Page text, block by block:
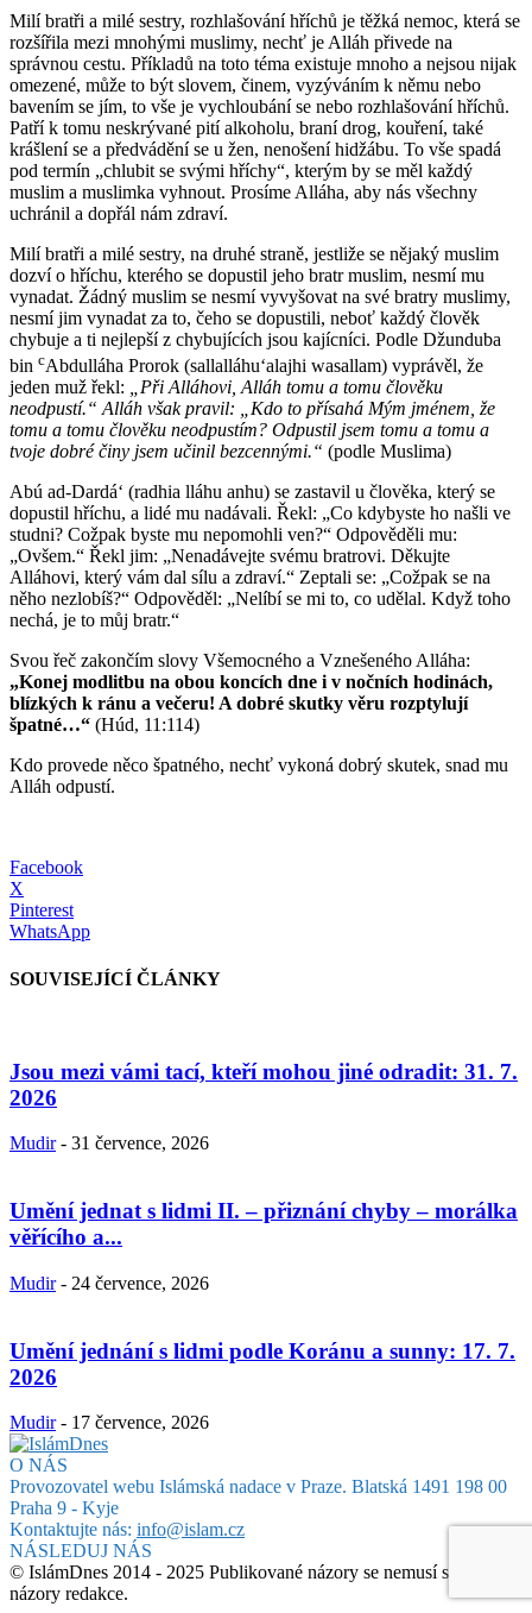
Milí bratři a milé sestry, rozhlašování hříchů je těžká nemoc, která se
rozšířila mezi mnohými muslimy, nechť je Alláh přivede na
správnou cestu. Příkladů na toto téma existuje mnoho a nejsou nijak
omezené, může to být slovem, činem, vyzýváním k němu nebo
bavením se jím, to vše je vychloubání se nebo rozhlašování hříchů.
Patří k tomu neskrývané pití alkoholu, braní drog, kouření, také
krášlení se a předvádění se u žen, nenošení hidžábu. To vše spadá
pod termín „chlubit se svými hříchy“, kterým by se měl každý
muslim a muslimka vyhnout. Prosíme Alláha, aby nás všechny
uchránil a dopřál nám zdraví.
Milí bratři a milé sestry, na druhé straně, jestliže se nějaký muslim
dozví o hříchu, kterého se dopustil jeho bratr muslim, nesmí mu
vynadat. Žádný muslim se nesmí vyvyšovat na své bratry muslimy,
nesmí jim vynadat za to, čeho se dopustili, neboť každý člověk
chybuje a ti nejlepší z chybujících jsou kajícníci. Podle Džunduba
bin cAbdulláha Prorok (sallalláhuʻalajhi wasallam) vyprávěl, že
jeden muž řekl: „Při Alláhovi, Alláh tomu a tomu člověku
neodpustí.“ Alláh však pravil: „Kdo to přísahá Mým jménem, že
tomu a tomu člověku neodpustím? Odpustil jsem tomu a tomu a
tvoje dobré činy jsem učinil bezcennými.“ (podle Muslima)
Abú ad-Dardá‘ (radhia lláhu anhu) se zastavil u člověka, který se
dopustil hříchu, a lidé mu nadávali. Řekl: „Co kdybyste ho našli ve
studni? Cožpak byste mu nepomohli ven?“ Odpověděli mu:
„Ovšem.“ Řekl jim: „Nenadávejte svému bratrovi. Děkujte
Alláhovi, který vám dal sílu a zdraví.“ Zeptali se: „Cožpak se na
něho nezlobíš?“ Odpověděl: „Nelíbí se mi to, co udělal. Když toho
nechá, je to můj bratr.“
Svou řeč zakončím slovy Všemocného a Vznešeného Alláha:
„Konej modlitbu na obou koncích dne i v nočních hodinách,
blízkých k ránu a večeru! A dobré skutky věru rozptylují
špatné…“ (Húd, 11:114)
Kdo provede něco špatného, nechť vykoná dobrý skutek, snad mu
Alláh odpustí.
Facebook
X
Pinterest
WhatsApp
SOUVISEJÍCÍ ČLÁNKY
Jsou mezi vámi tací, kteří mohou jiné odradit: 31. 7.
2026
Mudir - 31 července, 2026
Umění jednat s lidmi II. – přiznání chyby – morálka
věřícího a...
Mudir - 24 července, 2026
Umění jednání s lidmi podle Koránu a sunny: 17. 7.
2026
Mudir - 17 července, 2026
O NÁS
Provozovatel webu Islámská nadace v Praze. Blatská 1491 198 00
Praha 9 - Kyje
Kontaktujte nás: info@islam.cz
NÁSLEDUJ NÁS
© IslámDnes 2014 - 2025 Publikované názory se nemusí shodovat s
názory redakce.